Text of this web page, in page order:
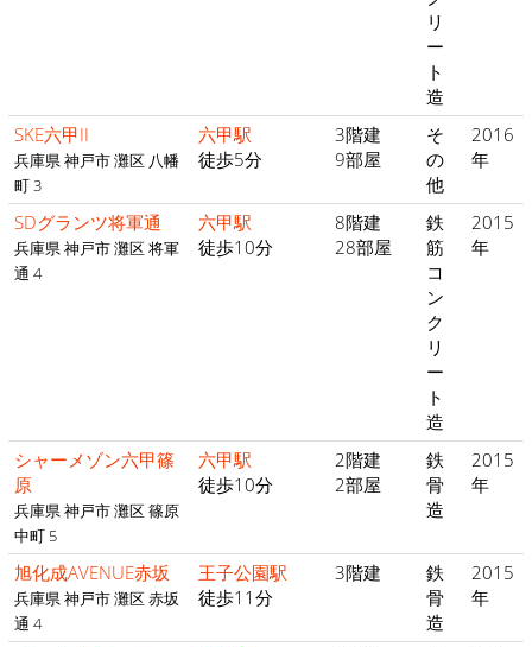
リ
ー
ト
造
SKE六甲II
兵庫県 神戸市 灘区 八幡
町 3
六甲駅
徒歩5分
3階建
9部屋
そ
の
他
2016
年
SDグランツ将軍通
兵庫県 神戸市 灘区 将軍
通 4
六甲駅
徒歩10分
8階建
28部屋
鉄
筋
コ
ン
ク
リ
ー
ト
造
2015
年
シャーメゾン六甲篠
原
兵庫県 神戸市 灘区 篠原
中町 5
六甲駅
徒歩10分
2階建
2部屋
鉄
骨
造
2015
年
旭化成AVENUE赤坂
兵庫県 神戸市 灘区 赤坂
通 4
王子公園駅
徒歩11分
3階建
鉄
骨
造
2015
年